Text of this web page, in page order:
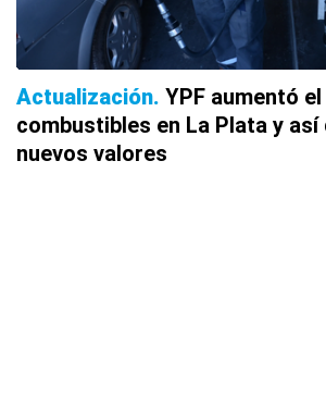
Actualización YPF aumentó
combustibles en La Plata y
nuevos valores